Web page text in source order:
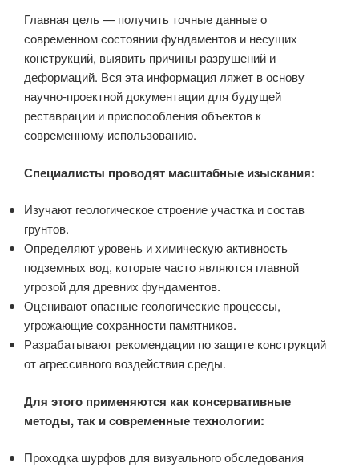
Главная цель — получить точные данные о
современном состоянии фундаментов и несущих
конструкций, выявить причины разрушений и
деформаций. Вся эта информация ляжет в основу
научно-проектной документации для будущей
реставрации и приспособления объектов к
современному использованию.
Специалисты проводят масштабные изыскания:
Изучают геологическое строение участка и состав
грунтов.
Определяют уровень и химическую активность
подземных вод, которые часто являются главной
угрозой для древних фундаментов.
Оценивают опасные геологические процессы,
угрожающие сохранности памятников.
Разрабатывают рекомендации по защите конструкций
от агрессивного воздействия среды.
Для этого применяются как консервативные
методы, так и современные технологии:
Проходка шурфов для визуального обследования